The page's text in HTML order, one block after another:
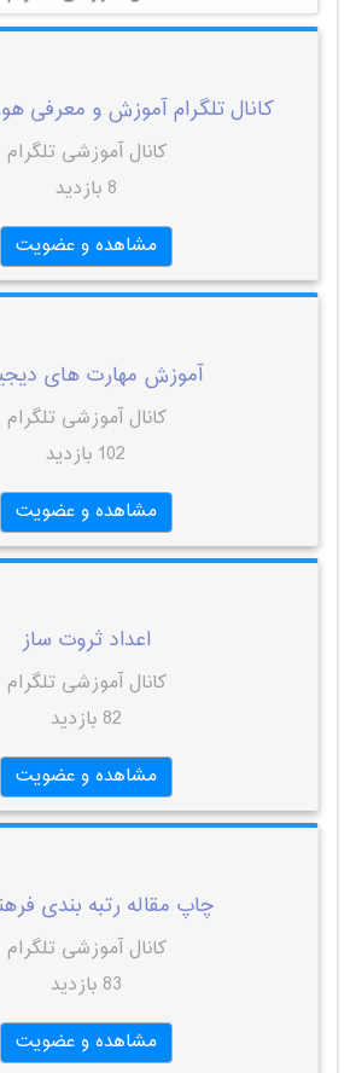
کانال تلگرام آموزش و معرفی
کانال آموزشی تلگرام
8 بازدید
مشاهده و عضویت
آموزش مهارت‌ های
کانال آموزشی تلگرام
102 بازدید
مشاهده و عضویت
اعداد ثروت ساز
کانال آموزشی تلگرام
82 بازدید
مشاهده و عضویت
چاپ مقاله رتبه بندی
کانال آموزشی تلگرام
83 بازدید
مشاهده و عضویت